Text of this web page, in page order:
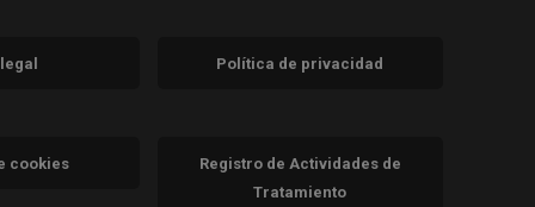
Política de privacidad
cookies
Registro de Actividades de
Tratamiento